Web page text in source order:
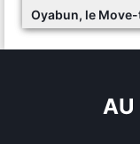
Oyabun, le
AU